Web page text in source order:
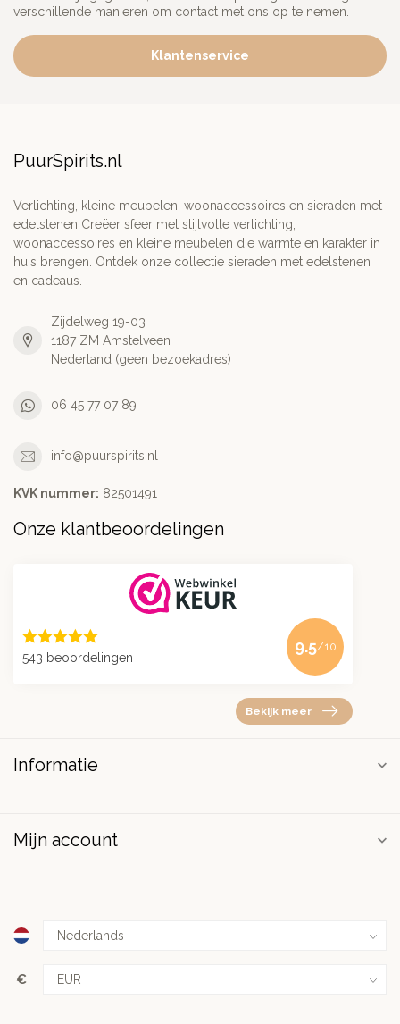
verschillende manieren om contact met ons op te nemen.
Klantenservice
PuurSpirits.nl
Verlichting, kleine meubelen, woonaccessoires en sieraden met
edelstenen Creëer sfeer met stijlvolle verlichting,
woonaccessoires en kleine meubelen die warmte en karakter in
huis brengen. Ontdek onze collectie sieraden met edelstenen
en cadeaus.
Zijdelweg 19-03
1187 ZM Amstelveen
Nederland (geen bezoekadres)
06 45 77 07 89
info@puurspirits.nl
KVK nummer: 82501491
Onze klantbeoordelingen
543 beoordelingen
9.5/10
Bekijk meer
Informatie
Mijn account
€